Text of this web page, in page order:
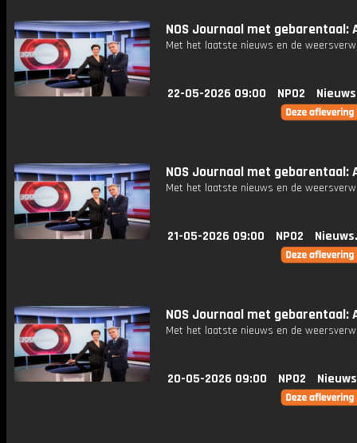
NOS Journaal met gebarentaal:
Met het laatste nieuws en de
22-05-2026 09:00 NPO2
NOS Journaal met gebarentaal:
Met het laatste nieuws en de
21-05-2026 09:00 NPO2
NOS Journaal met gebarentaal:
Met het laatste nieuws en de
20-05-2026 09:00 NPO2